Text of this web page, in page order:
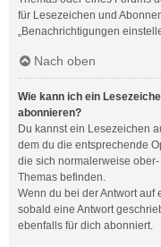
für Lesezeichen und
„Benachrichtigungen
Nach oben
Wie kann ich ein
abonnieren?
Du kannst ein Lesezeichen
dem du die entsprechende
die sich normalerweise
Themas befinden.
Wenn du bei der Antwort auf
sobald eine Antwort
ebenfalls für dich abonniert.